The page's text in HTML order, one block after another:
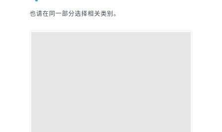
也请在同一部分选择相关类别。